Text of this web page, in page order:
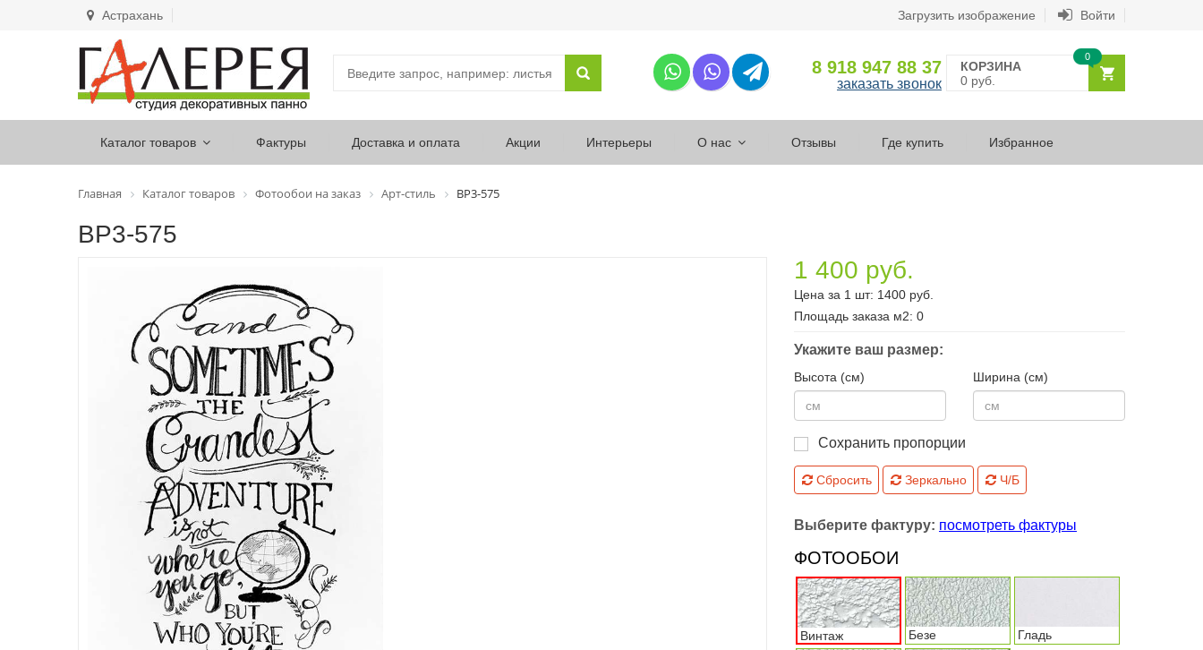
Астрахань Загрузить изображение Войти
8 918 947 88 37
заказать звонок
КОРЗИНА
0 руб.
0
Каталог товаров Фактуры Доставка и оплата Акции Интерьеры О нас Отзывы Где купить Избранное
Главная Каталог товаров Фотообои на заказ Арт-стиль ВР3-575
ВР3-575
1 400 руб.
Цена за 1 шт: 1400 руб.
Площадь заказа м2: 0
Укажите ваш размер:
Высота (см) Ширина (см)
Сохранить пропорции
Сбросить Зеркально Ч/Б
Выберите фактуру: посмотреть фактуры
ФОТООБОИ
Винтаж Безе Гладь